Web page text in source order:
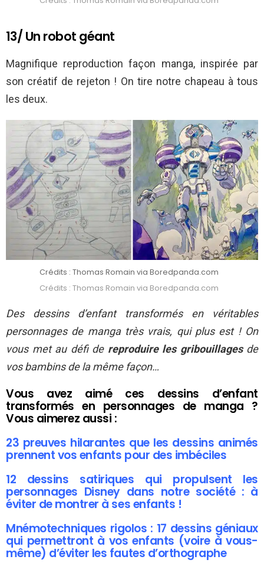
13/ Un robot géant
Magnifique reproduction façon manga, inspirée par
son créatif de rejeton ! On tire notre chapeau à tous
les deux.
Crédits : Thomas Romain via Boredpanda.com
Crédits : Thomas Romain via Boredpanda.com
Des dessins d’enfant transformés en véritables
personnages de manga très vrais, qui plus est ! On
vous met au défi de reproduire les gribouillagesde
vos bambins de la même façon…
Vous avez aimé ces dessins d’enfant
transformés en personnages de manga ?
Vous aimerez aussi :
23 preuves hilarantes que les dessins animés
prennent vos enfants pour des imbéciles
12 dessins satiriques qui propulsent les
personnages Disney dans notre société : à
éviter de montrer à ses enfants !
Mnémotechniques rigolos : 17 dessins géniaux
qui permettront à vos enfants (voire à vous-
même) d’éviter les fautes d’orthographe